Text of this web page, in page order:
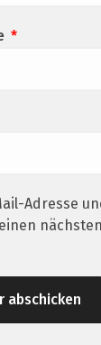
*
Adresse